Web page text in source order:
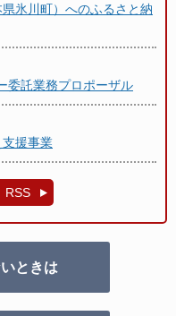
氷川町）へのふるさと納
委託業務プロポーザル
援事業
RSS
ときは